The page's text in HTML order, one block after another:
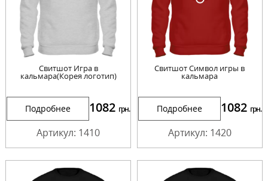
Свитшот Игра в
кальмара(Корея логотип)
Подробнее 1082 грн.
Артикул: 1410
Свитшот Символ игры в
кальмара
Подробнее 1082 грн.
Артикул: 1420